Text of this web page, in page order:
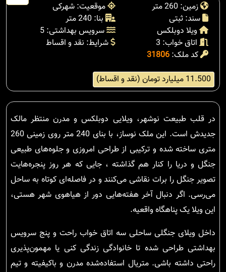
زمین: 260 متر
موقعیت: شهرکی
سند: ثبتی
بنا: 240 متر
ویلا دوبلکس
سرویس بهداشتی: 5
اتاق خواب: 3
شرایط: نقد و اقساط
کد ملک: 31806
11.500 میلیارد تومان (نقد و اقساط)
در قلب طبیعت نوشهر، ویلایی دوبلکس و مدرن منتظر مالک
جدیدش است. این ملک نوساز، با بنای 240 متر روی زمینی 260
متری ساخته شده و ترکیبی از طراحی امروزی و جلوه‌های طبیعی
جنگل و دریا را کنار هم گذاشته ، جایی که هر روز پنجره‌هایت
تصویر جنگل را برات نقاشی می‌کنند و در فاصله‌ای کوتاه به ساحل
می‌رسی. اگر دنبال آخر هفته‌هایی دور از هیاهوی شهر هستی،
این ویلا یک پناهگاه واقعیه.
داخل ویلای جنگلی ساحلی سه اتاق خواب راحت و پنج سرویس
بهداشتی طراحی شده تا خانوادگی زندگی کنی یا مهمون‌پذیری
راحتی داشته باشی. متریال استفاده‌شده مدرن و باکیفیته و تیم